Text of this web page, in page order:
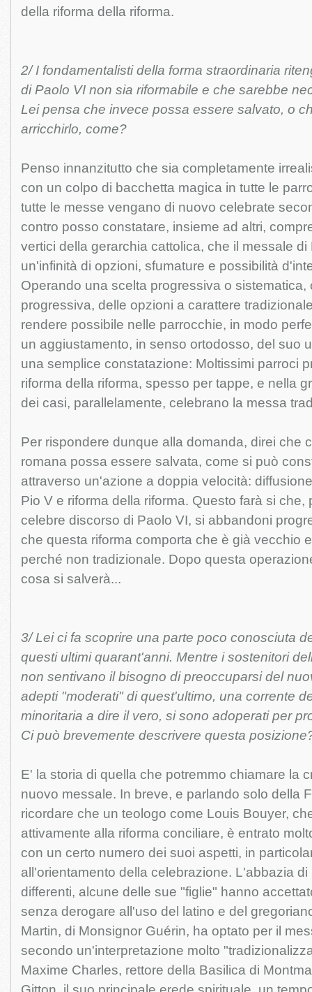
della riforma della riforma.
2/ I fondamentalisti della forma straordinaria
di Paolo VI non sia riformabile e che sarebbe
Lei pensa che invece possa essere salvato, o
arricchirlo, come?
Penso innanzitutto che sia completamente
con un colpo di bacchetta magica in tutte le
tutte le messe vengano di nuovo celebrate
contro posso constatare, insieme ad altri,
vertici della gerarchia cattolica, che il messale
un'infinità di opzioni, sfumature e possibilità
Operando una scelta progressiva o sistematica,
progressiva, delle opzioni a carattere
rendere possibile nelle parrocchie, in modo
un aggiustamento, in senso ortodosso, del suo
una semplice constatazione: Moltissimi parroci
riforma della riforma, spesso per tappe, e nella
dei casi, parallelamente, celebrano la messa
Per rispondere dunque alla domanda, direi che
romana possa essere salvata, come si può
attraverso un'azione a doppia velocità:
Pio V e riforma della riforma. Questo farà si che,
celebre discorso di Paolo VI, si abbandoni
che questa riforma comporta che è già vecchio
perché non tradizionale. Dopo questa
cosa si salverà...
3/ Lei ci fa scoprire una parte poco conosciuta
questi ultimi quarant'anni. Mentre i sostenitori
non sentivano il bisogno di preoccuparsi del
adepti "moderati" di quest'ultimo, una corrente
minoritaria a dire il vero, si sono adoperati per
Ci può brevemente descrivere questa
E' la storia di quella che potremmo chiamare la
nuovo messale. In breve, e parlando solo della
ricordare che un teologo come Louis Bouyer,
attivamente alla riforma conciliare, è entrato
con un certo numero dei suoi aspetti, in
all'orientamento della celebrazione. L'abbazia
differenti, alcune delle sue "figlie" hanno
senza derogare all'uso del latino e del
Martin, di Monsignor Guérin, ha optato per il
secondo un'interpretazione molto
Maxime Charles, rettore della Basilica di